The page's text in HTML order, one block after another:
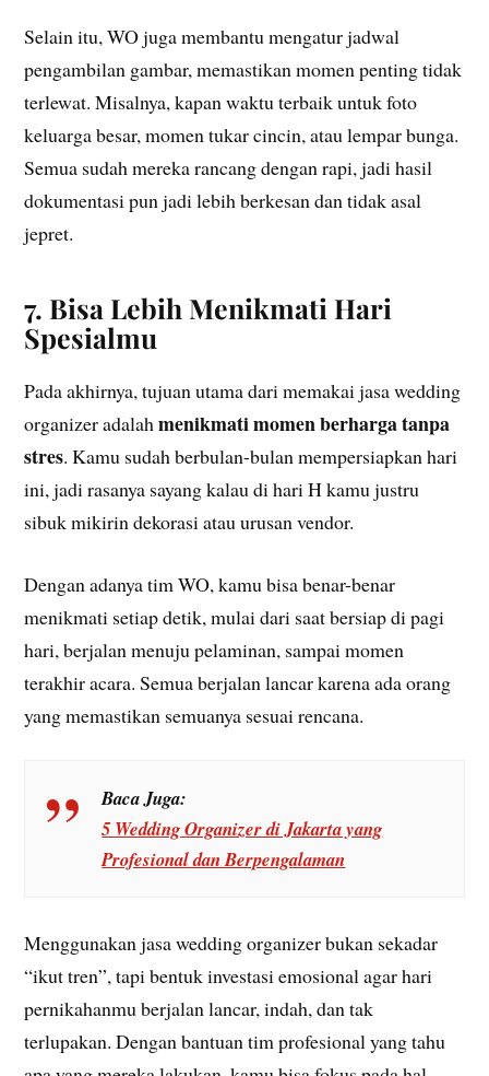
Selain itu, WO juga membantu mengatur jadwal
pengambilan gambar, memastikan momen penting tidak
terlewat. Misalnya, kapan waktu terbaik untuk foto
keluarga besar, momen tukar cincin, atau lempar bunga.
Semua sudah mereka rancang dengan rapi, jadi hasil
dokumentasi pun jadi lebih berkesan dan tidak asal
jepret.
7. Bisa Lebih Menikmati Hari
Spesialmu
Pada akhirnya, tujuan utama dari memakai jasa wedding
organizer adalahmenikmati momen berharga tanpa
stres. Kamu sudah berbulan-bulan mempersiapkan hari
ini, jadi rasanya sayang kalau di hari H kamu justru
sibuk mikirin dekorasi atau urusan vendor.
Dengan adanya tim WO, kamu bisa benar-benar
menikmati setiap detik, mulai dari saat bersiap di pagi
hari, berjalan menuju pelaminan, sampai momen
terakhir acara. Semua berjalan lancar karena ada orang
yang memastikan semuanya sesuai rencana.
Baca Juga:
5 Wedding Organizer di Jakarta yang
Profesional dan Berpengalaman
Menggunakan jasa wedding organizer bukan sekadar
“ikut tren”, tapi bentuk investasi emosional agar hari
pernikahanmu berjalan lancar, indah, dan tak
terlupakan. Dengan bantuan tim profesional yang tahu